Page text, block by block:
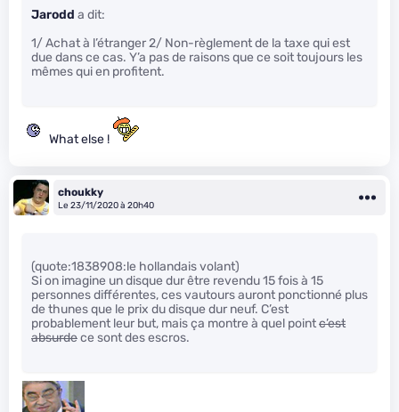
Jarodd a dit:
1/ Achat à l’étranger 2/ Non-règlement de la taxe qui est
due dans ce cas. Y’a pas de raisons que ce soit toujours les
mêmes qui en profitent.
What else !
choukky
Le 23/11/2020 à 20h40
(quote:1838908:le hollandais volant)
Si on imagine un disque dur être revendu 15 fois à 15
personnes différentes, ces vautours auront ponctionné plus
de thunes que le prix du disque dur neuf. C’est
probablement leur but, mais ça montre à quel pointc’est
absurdece sont des escros.